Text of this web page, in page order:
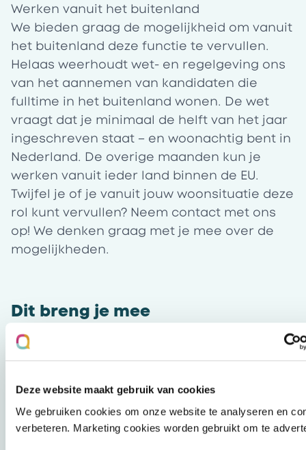
Deze website maakt gebruik van cookies
We gebruiken cookies om onze website te analyseren en
verbeteren. Marketing cookies worden gebruikt om te
Werken vanuit het buitenland
We bieden graag de mogelijkheid om vanuit
het buitenland deze functie te vervullen.
Helaas weerhoudt wet- en regelgeving ons
van het aannemen van kandidaten die
fulltime in het buitenland wonen. De wet
vraagt dat je minimaal de helft van het jaar
ingeschreven staat – en woonachtig bent in
Nederland. De overige maanden kun je
werken vanuit ieder land binnen de EU.
Twijfel je of je vanuit jouw woonsituatie deze
rol kunt vervullen? Neem contact met ons
op! We denken graag met je mee over de
mogelijkheden.
Dit breng je mee
Je hebt affiniteit met, of bent nieuwsgierig
naar, online behandelen en ziet het als jouw
en effectieve zorg. Daarnaast vinden we het
volgende belangrijk:
Je bent BIG-geregistreerd gz-psycholoog.